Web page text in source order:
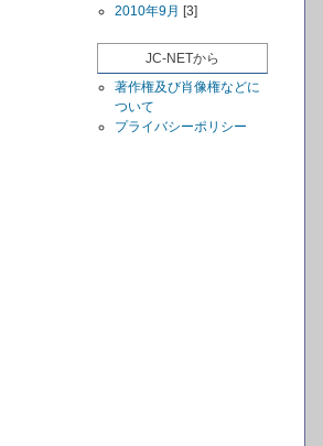
2010年9月 [3]
JC-NETから
著作権及び肖像権などに
ついて
プライバシーポリシー